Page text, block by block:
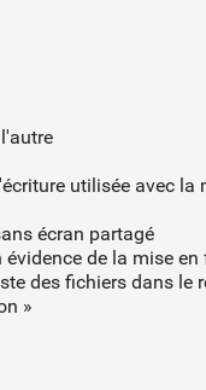
utilisée avec la
écran partagé
de la mise
des fichiers dans le
»